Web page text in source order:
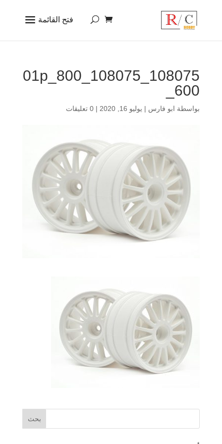
108075_108075_01p_800
_600
بواسطة ابو فارس | يوليو 16, 2020 | 0 تعليقات